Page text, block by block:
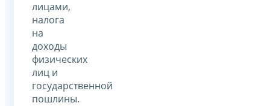
лицами,
налога
на
доходы
физических
лиц и
государственной
пошлины.